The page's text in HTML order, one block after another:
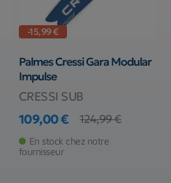
-15,99 €
Palmes Cressi Gara Modular
Impulse
CRESSI SUB
Prix
109,00 €
Prix de base
124,99 €
En stock chez notre
fournisseur